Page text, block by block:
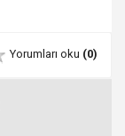
Yorumları oku (0)